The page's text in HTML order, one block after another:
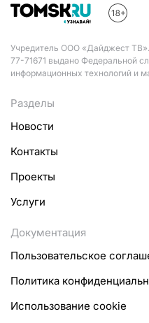
Учредитель ООО «Дайджест
77-71671 выдано Федеральной
информационных технологий и
Разделы
Новости
Контакты
Проекты
Услуги
Документация
Пользовательское
Политика
Использование cookie